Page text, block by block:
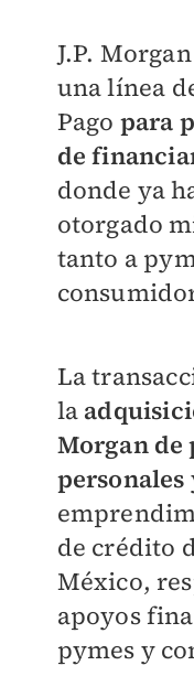
J.P.
una línea
Pago para
de
donde ya
otorgado
tanto a
La
la
Morgan de
personales
de crédito
México,
apoyos
pymes y